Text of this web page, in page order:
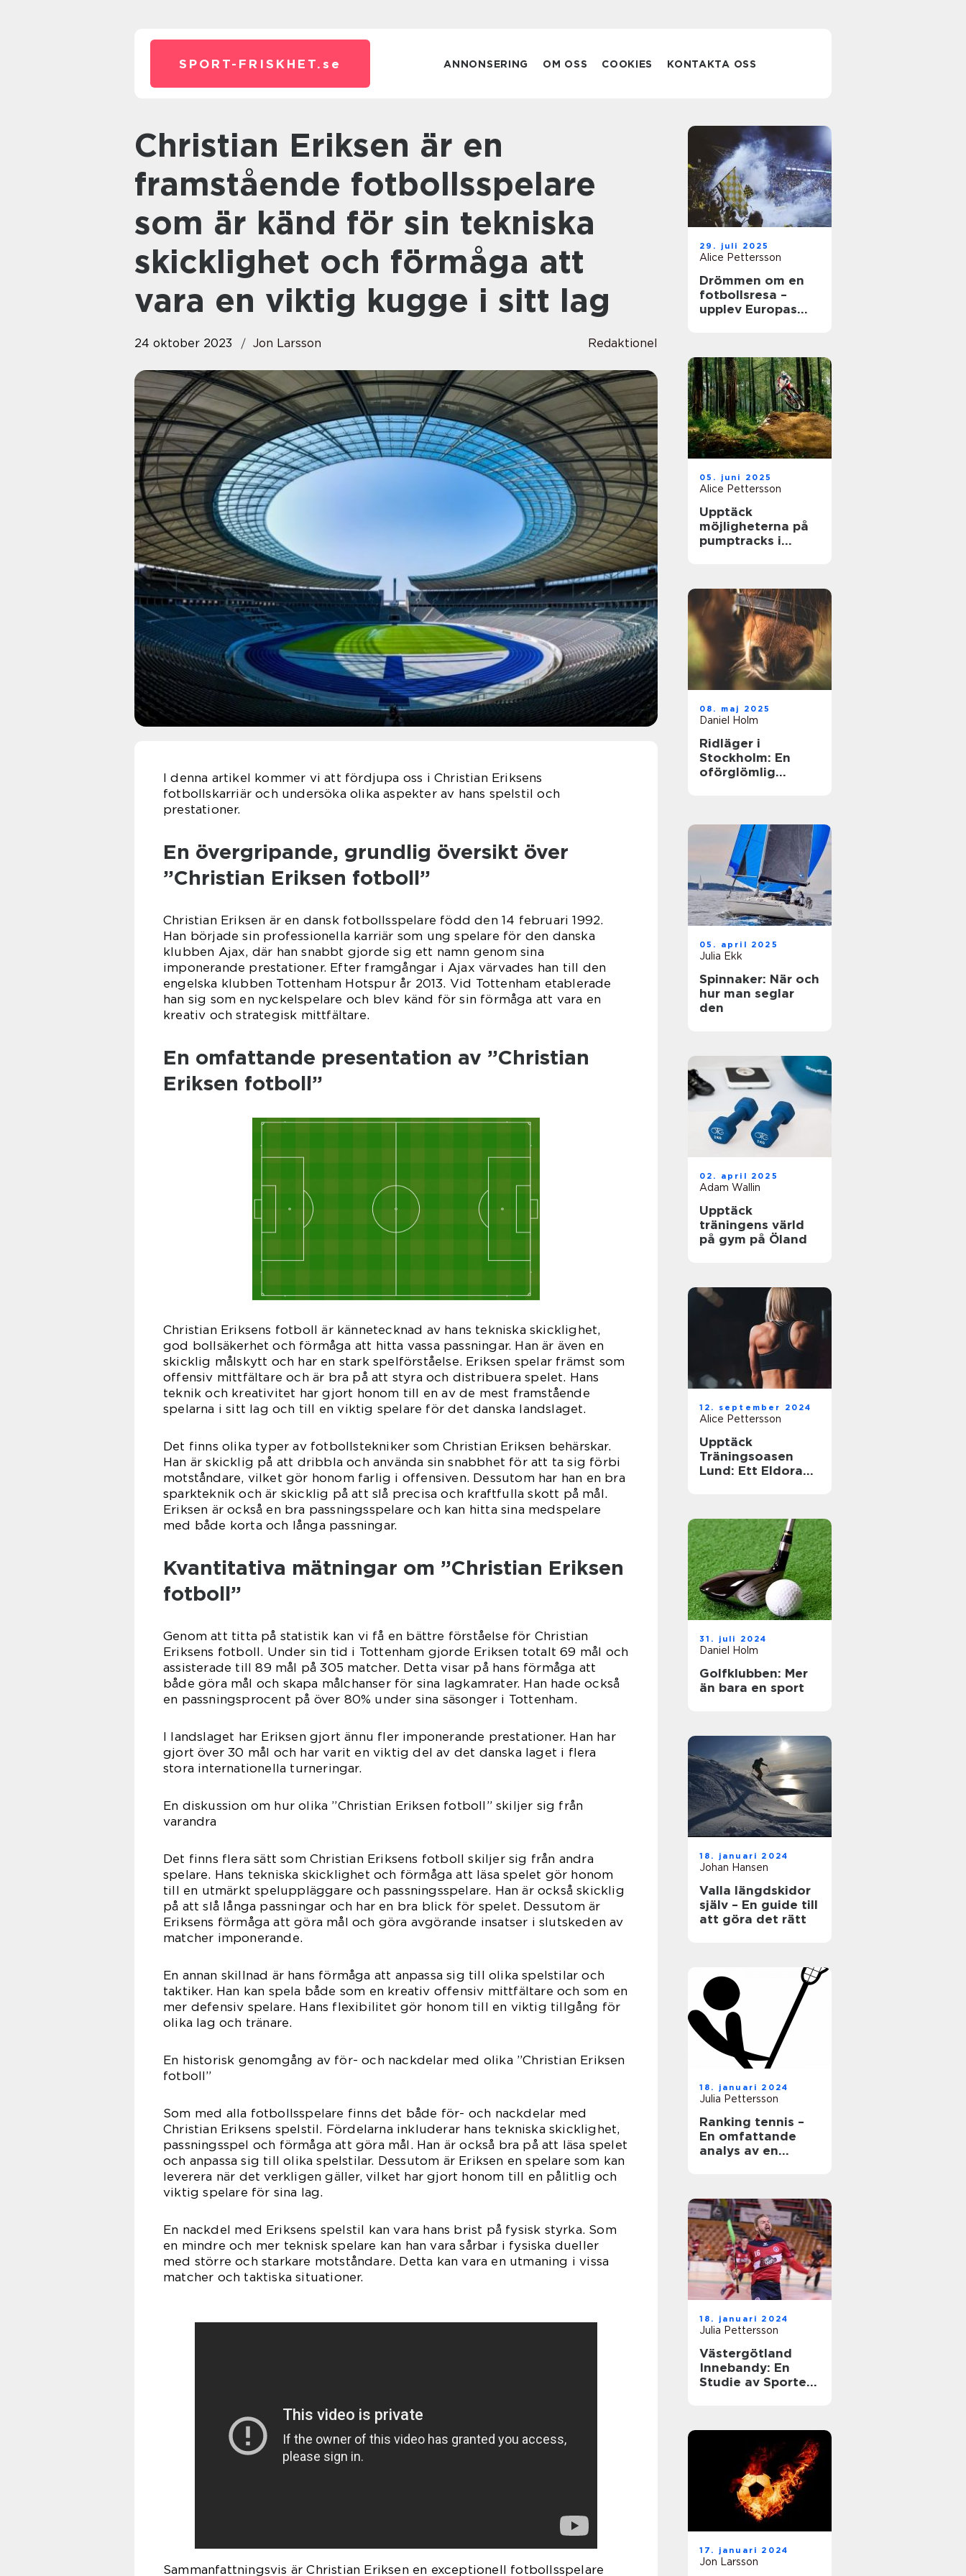
SPORT-FRISKHET. se ANNONSERING OM OSS COOKIES KONTAKTA OSS
Christian Eriksen är en
framstående fotbollsspelare
som är känd för sin tekniska
skicklighet och förmåga att
vara en viktig kugge i sitt lag
24 oktober 2023 Jon Larsson Redaktionel
I denna artikel kommer vi att fördjupa oss i Christian Eriksens
fotbollskarriär och undersöka olika aspekter av hans spelstil och
prestationer.
En övergripande, grundlig översikt över
”Christian Eriksen fotboll”
Christian Eriksen är en dansk fotbollsspelare född den 14 februari 1992.
Han började sin professionella karriär som ung spelare för den danska
klubben Ajax, där han snabbt gjorde sig ett namn genom sina
imponerande prestationer. Efter framgångar i Ajax värvades han till den
engelska klubben Tottenham Hotspur år 2013. Vid Tottenham etablerade
han sig som en nyckelspelare och blev känd för sin förmåga att vara en
kreativ och strategisk mittfältare.
En omfattande presentation av ”Christian
Eriksen fotboll”
Christian Eriksens fotboll är kännetecknad av hans tekniska skicklighet,
god bollsäkerhet och förmåga att hitta vassa passningar. Han är även en
skicklig målskytt och har en stark spelförståelse. Eriksen spelar främst som
offensiv mittfältare och är bra på att styra och distribuera spelet. Hans
teknik och kreativitet har gjort honom till en av de mest framstående
spelarna i sitt lag och till en viktig spelare för det danska landslaget.
Det finns olika typer av fotbollstekniker som Christian Eriksen behärskar.
Han är skicklig på att dribbla och använda sin snabbhet för att ta sig förbi
motståndare, vilket gör honom farlig i offensiven. Dessutom har han en bra
sparkteknik och är skicklig på att slå precisa och kraftfulla skott på mål.
Eriksen är också en bra passningsspelare och kan hitta sina medspelare
med både korta och långa passningar.
Kvantitativa mätningar om ”Christian Eriksen
fotboll”
Genom att titta på statistik kan vi få en bättre förståelse för Christian
Eriksens fotboll. Under sin tid i Tottenham gjorde Eriksen totalt 69 mål och
assisterade till 89 mål på 305 matcher. Detta visar på hans förmåga att
både göra mål och skapa målchanser för sina lagkamrater. Han hade också
en passningsprocent på över 80% under sina säsonger i Tottenham.
I landslaget har Eriksen gjort ännu fler imponerande prestationer. Han har
gjort över 30 mål och har varit en viktig del av det danska laget i flera
stora internationella turneringar.
En diskussion om hur olika ”Christian Eriksen fotboll” skiljer sig från
varandra
Det finns flera sätt som Christian Eriksens fotboll skiljer sig från andra
spelare. Hans tekniska skicklighet och förmåga att läsa spelet gör honom
till en utmärkt speluppläggare och passningsspelare. Han är också skicklig
på att slå långa passningar och har en bra blick för spelet. Dessutom är
Eriksens förmåga att göra mål och göra avgörande insatser i slutskeden av
matcher imponerande.
En annan skillnad är hans förmåga att anpassa sig till olika spelstilar och
taktiker. Han kan spela både som en kreativ offensiv mittfältare och som en
mer defensiv spelare. Hans flexibilitet gör honom till en viktig tillgång för
olika lag och tränare.
En historisk genomgång av för- och nackdelar med olika ”Christian Eriksen
fotboll”
Som med alla fotbollsspelare finns det både för- och nackdelar med
Christian Eriksens spelstil. Fördelarna inkluderar hans tekniska skicklighet,
passningsspel och förmåga att göra mål. Han är också bra på att läsa spelet
och anpassa sig till olika spelstilar. Dessutom är Eriksen en spelare som kan
leverera när det verkligen gäller, vilket har gjort honom till en pålitlig och
viktig spelare för sina lag.
En nackdel med Eriksens spelstil kan vara hans brist på fysisk styrka. Som
en mindre och mer teknisk spelare kan han vara sårbar i fysiska dueller
med större och starkare motståndare. Detta kan vara en utmaning i vissa
matcher och taktiska situationer.
Sammanfattningsvis är Christian Eriksen en exceptionell fotbollsspelare
29. juli 2025
Alice Pettersson
Drömmen om en
fotbollsresa –
upplev Europas
05. juni 2025
Alice Pettersson
Upptäck
möjligheterna på
pumptracks i
08. maj 2025
Daniel Holm
Ridläger i
Stockholm: En
oförglömlig
05. april 2025
Julia Ekk
Spinnaker: När och
hur man seglar
den
02. april 2025
Adam Wallin
Upptäck
träningens värld
på gym på Öland
12. september 2024
Alice Pettersson
Upptäck
Träningsoasen
Lund: Ett Eldorado
31. juli 2024
Daniel Holm
Golfklubben: Mer
än bara en sport
18. januari 2024
Johan Hansen
Valla längdskidor
själv – En guide till
att göra det rätt
18. januari 2024
Julia Pettersson
Ranking tennis –
En omfattande
analys av en
18. januari 2024
Julia Pettersson
Västergötland
Innebandy: En
Studie av Sporten
17. januari 2024
Jon Larsson